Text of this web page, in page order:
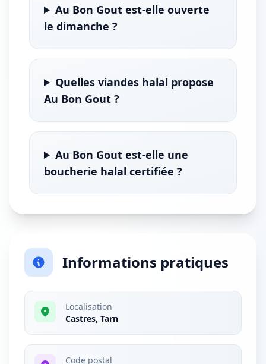
Au Bon Gout est-elle ouverte
le dimanche ?
Quelles viandes halal propose
Au Bon Gout ?
Au Bon Gout est-elle une
boucherie halal certifiée ?
Informations pratiques
Localisation
Castres, Tarn
Code postal